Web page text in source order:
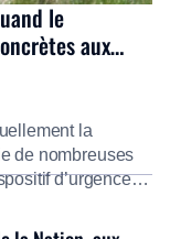
le
aux
la
de nombreuses
d’urgence
mobilise